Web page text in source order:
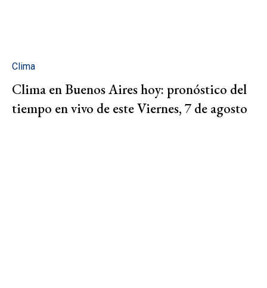
Clima
Clima en Buenos Aires hoy: pronóstico del
tiempo en vivo de este Viernes, 7 de agosto